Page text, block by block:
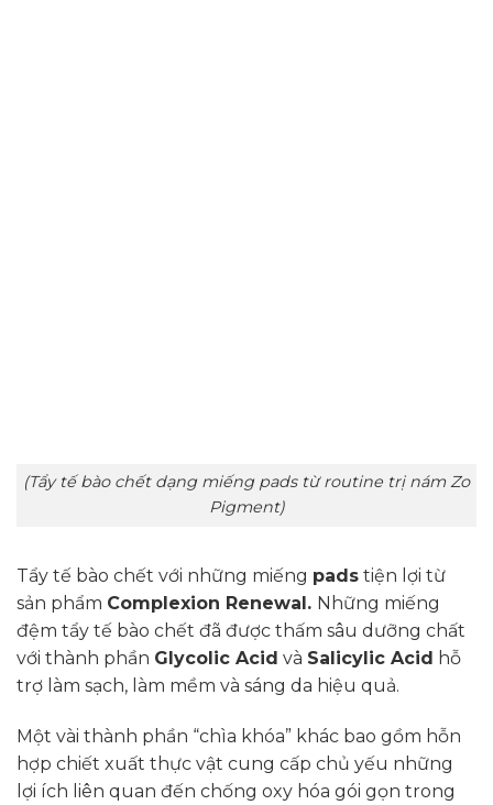
(Tẩy tế bào chết dạng miếng pads từ routine trị nám Zo
Pigment)
Tẩy tế bào chết với những miếng pads tiện lợi từ
sản phẩm Complexion Renewal. Những miếng
đệm tẩy tế bào chết đã được thấm sâu dưỡng chất
với thành phần Glycolic Acid và Salicylic Acid hỗ
trợ làm sạch, làm mềm và sáng da hiệu quả.
Một vài thành phần “chìa khóa” khác bao gồm hỗn
hợp chiết xuất thực vật cung cấp chủ yếu những
lợi ích liên quan đến chống oxy hóa gói gọn trong